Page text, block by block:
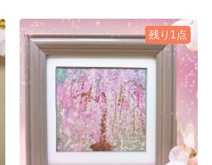
残り1点